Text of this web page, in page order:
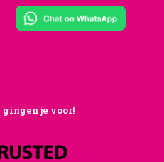
je voor!